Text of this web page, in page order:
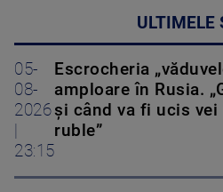
ULTIMELE
05-
08-
2026
23:15
Escrocheria
amploare în Rusia.
și când va fi ucis
ruble”